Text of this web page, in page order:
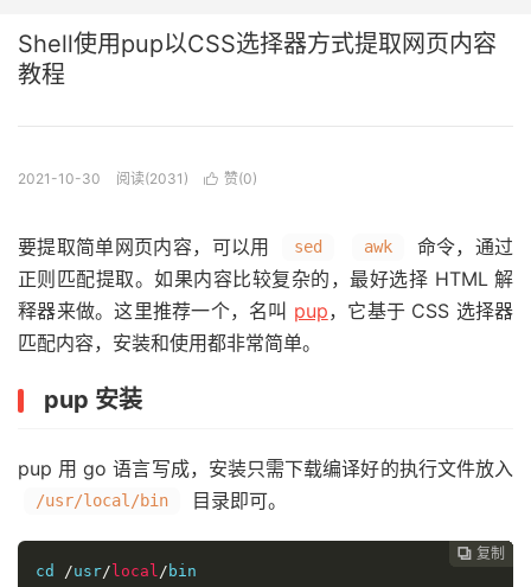
Shell使用pup以CSS选择器方式提取网页内容
教程
2021-10-30 阅读(2031)  赞(0)
要提取简单网页内容，可以用 sed awk
命令，通过
正则匹配提取。如果内容比较复杂的，最好选择 HTML 解
释器来做。这里推荐一个，名叫 pup，它基于 CSS 选择器
匹配内容，安装和使用都非常简单。
pup 安装
pup 用 go 语言写成，安装只需下载编译好的执行文件放入
/usr/local/bin 目录即可。
 复制
 复制
 复制
 复制
 复制
 复制
cd /usr/ local/ bin